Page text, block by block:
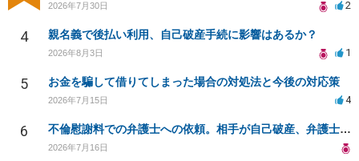
2026年7月30日 2
4 親名義で後払い利用、自己破産手続に影響はあるか？
2026年8月3日 1
5 お金を騙して借りてしまった場合の対処法と今後の対応策
2026年7月15日 4
6 不倫慰謝料での弁護士への依頼。相手が自己破産、弁護士との契約範囲は？
2026年7月16日